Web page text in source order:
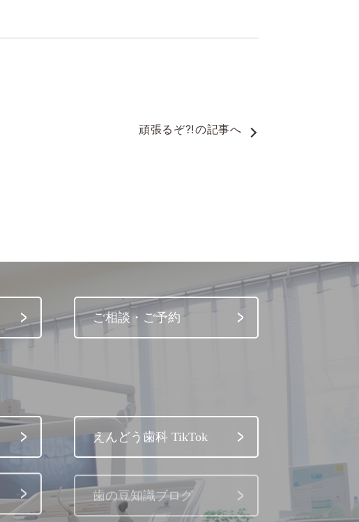
頑張るぞ⁈の記事へ
ご相談・ご予約
えんどう歯科 TikTok
歯の豆知識ブログ